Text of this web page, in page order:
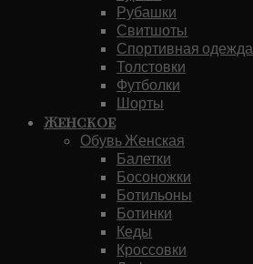
Рубашки
Свитшоты
Спортивная одежда
Толстовки
Футболки
Шорты
Женское
Обувь Женская
Балетки
Босоножки
Ботильоны
Ботинки
Кеды
Кроссовки